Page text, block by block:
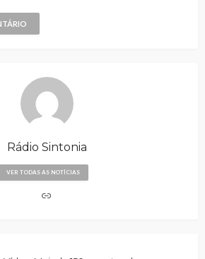
Rádio Sintonia
VER TODAS AS NOTÍCIAS